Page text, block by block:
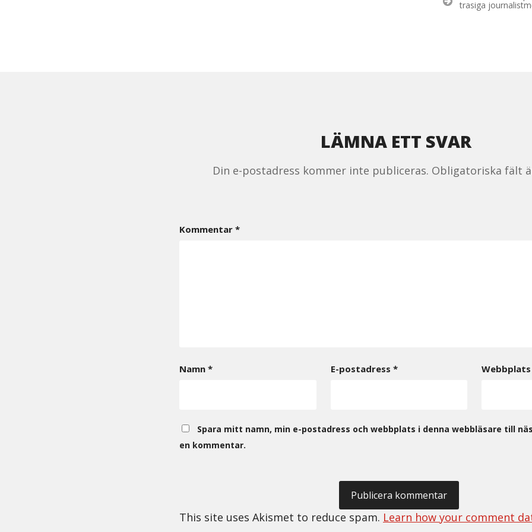
trasiga
LÄMNA ETT SVAR
Din e-postadress kommer inte publiceras. Obligatoriska fält
Kommentar *
Namn * E-postadress * Webbplats
Spara mitt namn, min e-postadress och webbplats i denna webbläsare till
en kommentar.
This site uses Akismet to reduce spam. Learn how your comment